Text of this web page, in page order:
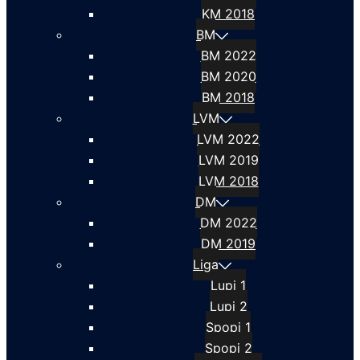
KM 2018
BM
BM 2022
BM 2020
BM 2018
LVM
LVM 2022
LVM 2019
LVM 2018
DM
DM 2022
DM 2019
Liga
Lupi 1
Lupi 2
Spopi 1
Spopi 2